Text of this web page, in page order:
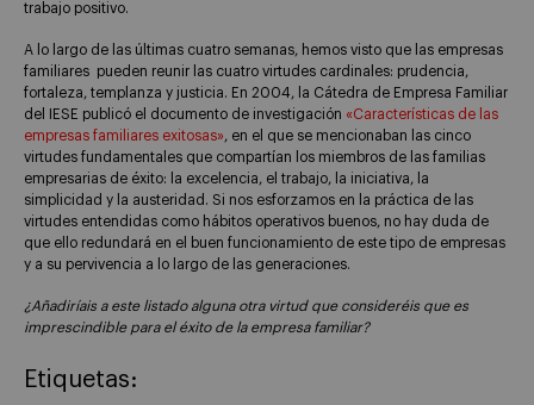
trabajo positivo.
A lo largo de las últimas cuatro semanas, hemos visto que las empresas
familiares pueden reunir las cuatro virtudes cardinales: prudencia,
fortaleza, templanza y justicia. En 2004, la Cátedra de Empresa Familiar
del IESE publicó el documento de investigación «Características de las
empresas familiares exitosas», en el que se mencionaban las cinco
virtudes fundamentales que compartían los miembros de las familias
empresarias de éxito: la excelencia, el trabajo, la iniciativa, la
simplicidad y la austeridad. Si nos esforzamos en la práctica de las
virtudes entendidas como hábitos operativos buenos, no hay duda de
que ello redundará en el buen funcionamiento de este tipo de empresas
y a su pervivencia a lo largo de las generaciones.
¿Añadiríais a este listado alguna otra virtud que consideréis que es
imprescindible para el éxito de la empresa familiar?
Etiquetas: